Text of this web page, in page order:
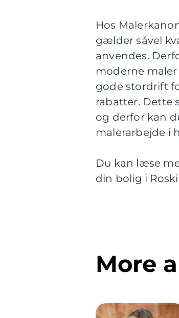
Hos
gælder såvel
anvendes.
moderne
gode stordrift
rabatter. Dette
og derfor kan
malerarbejde i
Du kan læse
din bolig i
More